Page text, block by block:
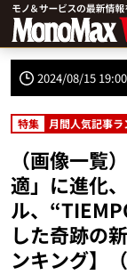
2024/08/15 19:00
特集 月間人気記事ラ
（画像一覧
適」に進化
ル、
した奇跡の
ンキング】